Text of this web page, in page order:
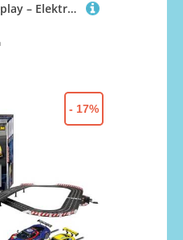
Carrera Driver Display – Elektronisches Zubehör DIGITAL 124 oder DIGITAL 132 – Anzeige der Rennposition & 20030341 - Digital 132/124 Einspurgerade für Pit Stop Verlängerung
- 17%